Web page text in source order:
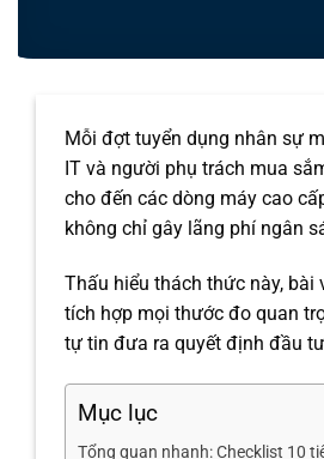
Mỗi đợt tuyển dụng nhân sự
IT và người phụ trách mua
cho đến các dòng máy cao
không chỉ gây lãng phí ngân
Thấu hiểu thách thức này,
tích hợp mọi thước đo quan
tự tin đưa ra quyết định đầu
Mục lục
Tổng quan nhanh: Checklist 10